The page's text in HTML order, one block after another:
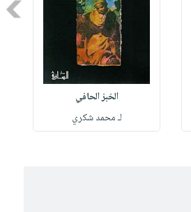
الخبز الحافي
لـ محمد شكري